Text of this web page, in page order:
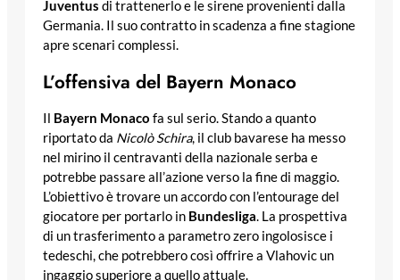
Juventus di trattenerlo e le sirene provenienti dalla
Germania. Il suo contratto in scadenza a fine stagione
apre scenari complessi.
L’offensiva del Bayern Monaco
Il Bayern Monaco fa sul serio. Stando a quanto
riportato da Nicolò Schira, il club bavarese ha messo
nel mirino il centravanti della nazionale serba e
potrebbe passare all’azione verso la fine di maggio.
L’obiettivo è trovare un accordo con l’entourage del
giocatore per portarlo in Bundesliga. La prospettiva
di un trasferimento a parametro zero ingolosisce i
tedeschi, che potrebbero così offrire a Vlahovic un
ingaggio superiore a quello attuale.